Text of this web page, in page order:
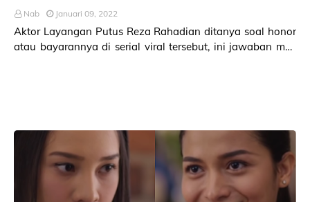
Nab Januari 09, 2022
Aktor Layangan Putus Reza Rahadian ditanya soal honor
atau bayarannya di serial viral tersebut, ini jawaban mas